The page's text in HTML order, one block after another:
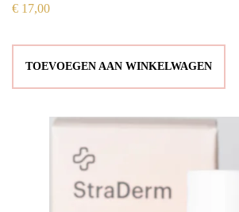
€ 17,00
TOEVOEGEN AAN WINKELWAGEN